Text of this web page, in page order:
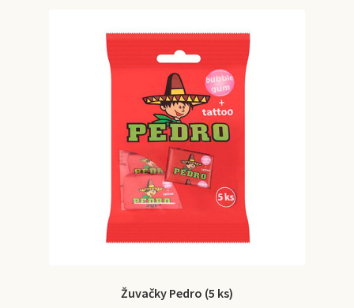
Žuvačky Pedro (5 ks)